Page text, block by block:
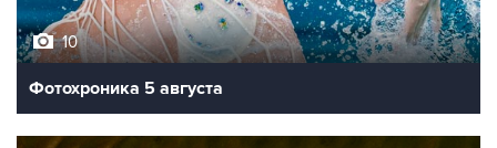
10
Фотохроника 5 августа